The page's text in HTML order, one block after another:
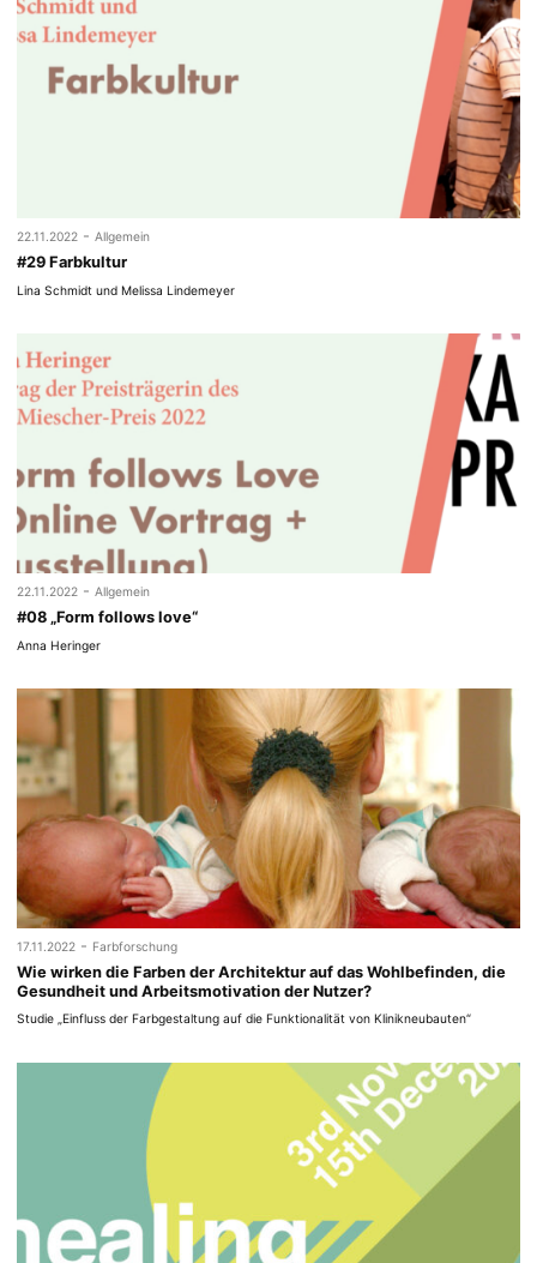
22.11.2022 - Allgemein
#29 Farbkultur
Lina Schmidt und Melissa Lindemeyer
22.11.2022 - Allgemein
#08 „Form follows love“
Anna Heringer
17.11.2022 - Farbforschung
Wie wirken die Farben der Architektur auf das Wohlbefinden, die
Gesundheit und Arbeitsmotivation der Nutzer?
Studie „Einfluss der Farbgestaltung auf die Funktionalität von Klinikneubauten“